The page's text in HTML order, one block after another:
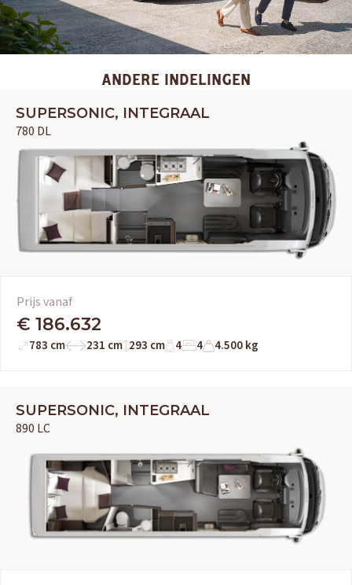
ANDERE INDELINGEN
SUPERSONIC, INTEGRAAL
780 DL
Prijs vanaf
€ 186.632
783 cm 231 cm 293 cm 4 4 4.500 kg
SUPERSONIC, INTEGRAAL
890 LC
OUD GASTEL
Adria Eriba Hymer Knaus
Adria
Eura Mobil